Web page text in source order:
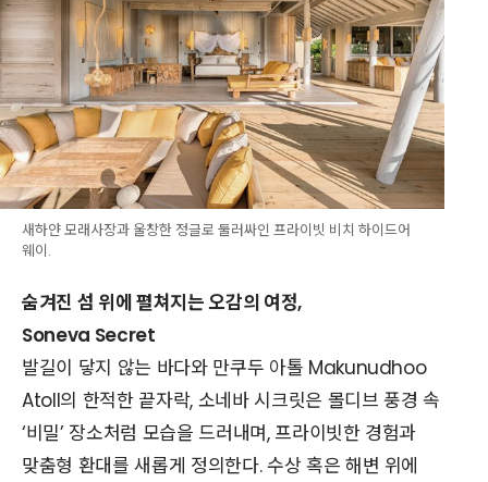
새하얀 모래사장과 울창한 정글로 둘러싸인 프라이빗 비치 하이드어
웨이.
숨겨진 섬 위에 펼쳐지는 오감의 여정,
Soneva Secret
발길이 닿지 않는 바다와 만쿠두 아톨 Makunudhoo
Atoll의 한적한 끝자락, 소네바 시크릿은 몰디브 풍경 속
‘비밀’ 장소처럼 모습을 드러내며, 프라이빗한 경험과
맞춤형 환대를 새롭게 정의한다. 수상 혹은 해변 위에